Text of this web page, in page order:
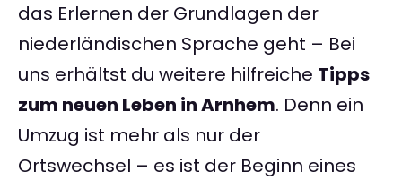
das Erlernen der Grundlagen der
niederländischen Sprache geht – Bei
uns erhältst du weitere hilfreiche Tipps
zum neuen Leben in Arnhem. Denn ein
Umzug ist mehr als nur der
Ortswechsel – es ist der Beginn eines